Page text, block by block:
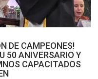
DE CAMPEONES!
50 ANIVERSARIO Y
CAPACITADOS